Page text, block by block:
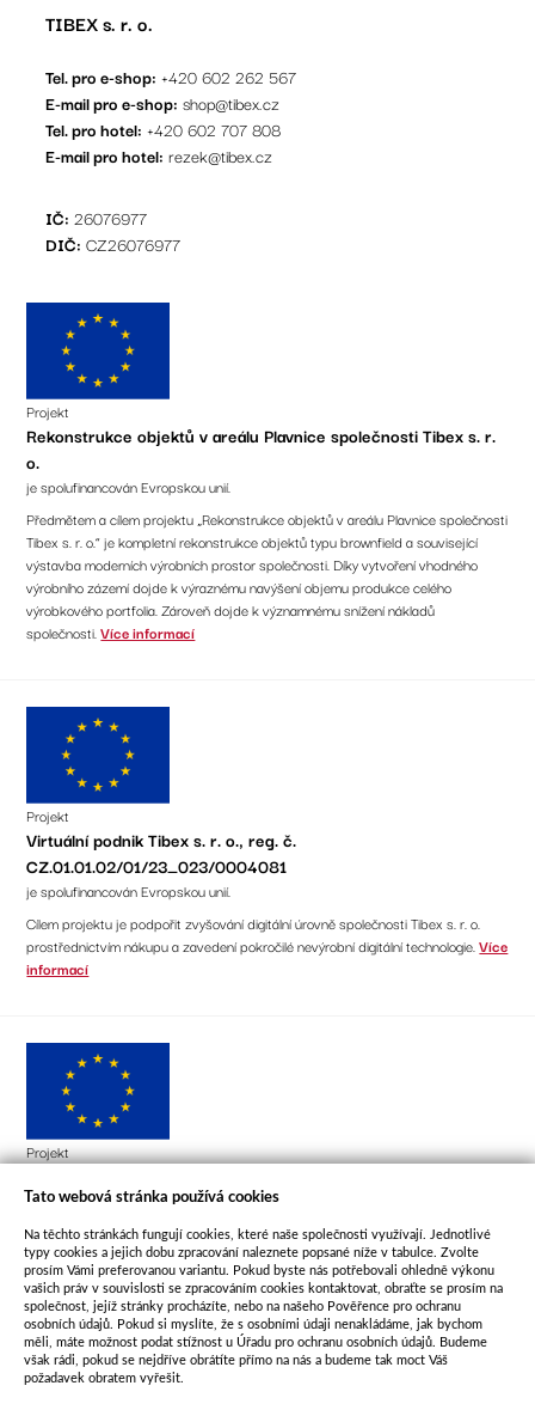
TIBEX s. r. o.
Tel. pro e-shop: +420 602 262 567
E-mail pro e-shop: shop@tibex.cz
Tel. pro hotel: +420 602 707 808
E-mail pro hotel: rezek@tibex.cz
IČ: 26076977
DIČ: CZ26076977
Projekt
Rekonstrukce objektů v areálu Plavnice společnosti Tibex s. r.
o.
je spolufinancován Evropskou unií.
Předmětem a cílem projektu „Rekonstrukce objektů v areálu Plavnice společnosti
Tibex s. r. o.“ je kompletní rekonstrukce objektů typu brownfield a související
výstavba moderních výrobních prostor společnosti. Díky vytvoření vhodného
výrobního zázemí dojde k výraznému navýšení objemu produkce celého
výrobkového portfolia. Zároveň dojde k významnému snížení nákladů
společnosti.Více informací
Projekt
Virtuální podnik Tibex s. r. o., reg. č.
CZ.01.01.02/01/23_023/0004081
je spolufinancován Evropskou unií.
Cílem projektu je podpořit zvyšování digitální úrovně společnosti Tibex s. r. o.
prostřednictvím nákupu a zavedení pokročilé nevýrobní digitální technologie.Více
informací
Projekt
variantách různé plošné hmotnosti a materiálového složení s
reg. číslem CZ.01.01.01/05/23_009/0004444
je poskytována finanční podpora od EU.
Cílem projektu je testování a certifikace textilních produktů, což je nezbytné k
jejich uvedení na trh a k možnosti jejich prodeje konečným spotřebitelům. Tímto
se zvýší konkurenceschopnost, rozšíří tržní příležitosti a posílí obchodní pozice
firmy.Více informací
Tato webová stránka používá cookies
Na těchto stránkách fungují cookies, které naše společnosti využívají. Jednotlivé
typy cookies a jejich dobu zpracování naleznete popsané níže v tabulce. Zvolte
prosím Vámi preferovanou variantu. Pokud byste nás potřebovali ohledně výkonu
vašich práv v souvislosti se zpracováním cookies kontaktovat, obraťte se prosím na
společnost, jejíž stránky procházíte, nebo na našeho Pověřence pro ochranu
osobních údajů. Pokud si myslíte, že s osobními údaji nenakládáme, jak bychom
měli, máte možnost podat stížnost u Úřadu pro ochranu osobních údajů. Budeme
však rádi, pokud se nejdříve obrátíte přímo na nás a budeme tak moct Váš
požadavek obratem vyřešit.